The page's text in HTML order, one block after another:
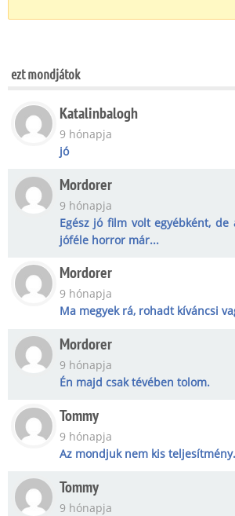
ezt mondjátok
Katalinbalogh
9 hónapja
jó
Mordorer
9 hónapja
Egész jó film volt egyébként, de
jóféle horror már...
Mordorer
9 hónapja
Ma megyek rá, rohadt kíváncsi
Mordorer
9 hónapja
Én majd csak tévében tolom.
Tommy
9 hónapja
Az mondjuk nem kis
Tommy
9 hónapja